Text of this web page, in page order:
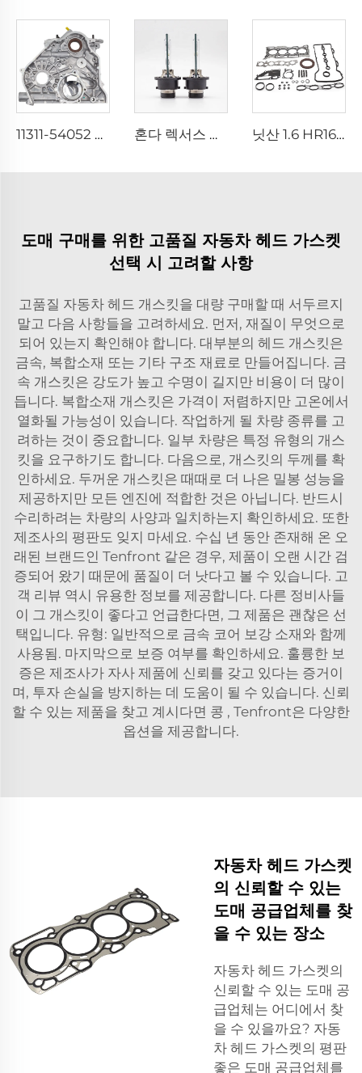
11311-54052 엔진 부품 5L-E 오일 펌프 TOYOTA 크루저 프라도 3.0L용 혼다 렉서스 마즈다 토요타용 D4S 35W 자동차 헤드라이트 제논 전구 42402C1 닛산 1.6 HR16 엔진 자동차용 고효율 10101-EE027 엔진 오버홀 가스킷 키트
도매 구매를 위한 고품질 자동차 헤드 가스켓
선택 시 고려할 사항
고품질 자동차 헤드 개스킷을 대량 구매할 때 서두르지
말고 다음 사항들을 고려하세요. 먼저, 재질이 무엇으로
되어 있는지 확인해야 합니다. 대부분의 헤드 개스킷은
금속, 복합소재 또는 기타 구조 재료로 만들어집니다. 금
속 개스킷은 강도가 높고 수명이 길지만 비용이 더 많이
듭니다. 복합소재 개스킷은 가격이 저렴하지만 고온에서
열화될 가능성이 있습니다. 작업하게 될 차량 종류를 고
려하는 것이 중요합니다. 일부 차량은 특정 유형의 개스
킷을 요구하기도 합니다. 다음으로, 개스킷의 두께를 확
인하세요. 두꺼운 개스킷은 때때로 더 나은 밀봉 성능을
제공하지만 모든 엔진에 적합한 것은 아닙니다. 반드시
수리하려는 차량의 사양과 일치하는지 확인하세요. 또한
제조사의 평판도 잊지 마세요. 수십 년 동안 존재해 온 오
래된 브랜드인 Tenfront 같은 경우, 제품이 오랜 시간 검
증되어 왔기 때문에 품질이 더 낫다고 볼 수 있습니다. 고
객 리뷰 역시 유용한 정보를 제공합니다. 다른 정비사들
이 그 개스킷이 좋다고 언급한다면, 그 제품은 괜찮은 선
택입니다. 유형: 일반적으로 금속 코어 보강 소재와 함께
사용됨. 마지막으로 보증 여부를 확인하세요. 훌륭한 보
증은 제조사가 자사 제품에 신뢰를 갖고 있다는 증거이
며, 투자 손실을 방지하는 데 도움이 될 수 있습니다. 신뢰
할 수 있는 제품을 찾고 계시다면 콩 , Tenfront은 다양한
옵션을 제공합니다.
자동차 헤드 가스켓
의 신뢰할 수 있는
도매 공급업체를 찾
을 수 있는 장소
자동차 헤드 가스켓의
신뢰할 수 있는 도매 공
급업체는 어디에서 찾
을 수 있을까요? 자동
차 헤드 가스켓의 평판
좋은 도매 공급업체를